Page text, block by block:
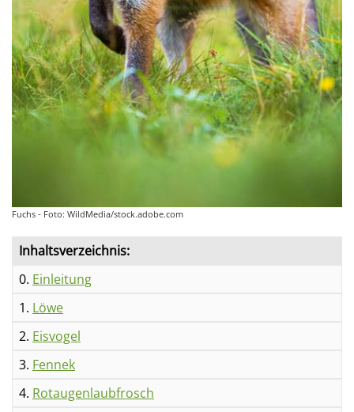
Fuchs - Foto: WildMedia/stock.adobe.com
Inhaltsverzeichnis:
0. Einleitung
1. Löwe
2. Eisvogel
3. Fennek
4. Rotaugenlaubfrosch